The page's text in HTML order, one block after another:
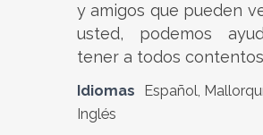
y amigos que pueden
usted, podemos
tener a todos
Idiomas
Español,
Inglés